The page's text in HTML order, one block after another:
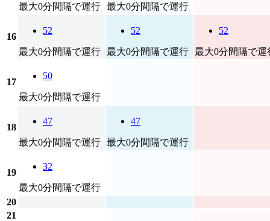
最大0分間隔で運行 最大0分間隔で運行
16
52
最大0分間隔で運行
52
最大0分間隔で運行
52
最大0分間隔で運
17
50
最大0分間隔で運行
18
47
最大0分間隔で運行
47
最大0分間隔で運行
19
32
最大0分間隔で運行
20
21